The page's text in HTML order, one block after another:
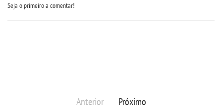
Seja o primeiro a comentar!
Anterior Próximo